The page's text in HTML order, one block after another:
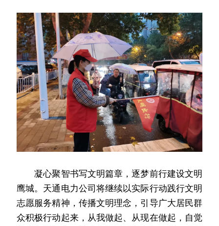
凝心聚智书写文明篇章，逐梦前行建设文明
鹰城。天通电力公司将继续以实际行动践行文明
志愿服务精神，传播文明理念，引导广大居民群
众积极行动起来，从我做起、从现在做起，自觉